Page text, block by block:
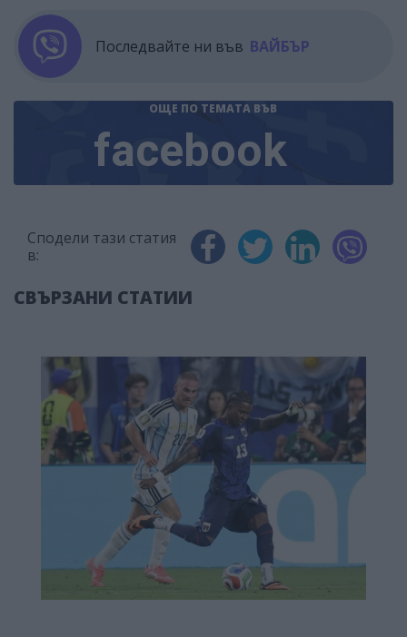
Последвайте ни във ВАЙБЪР
ОЩЕ ПО ТЕМАТА ВЪВ
facebook
Сподели тази статия
в:
СВЪРЗАНИ СТАТИИ